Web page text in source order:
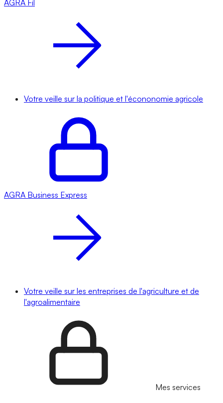
AGRA Fil
Votre veille sur la politique et l'écononomie agricole
AGRA Business Express
Votre veille sur les entreprises de l'agriculture et de
l'agroalimentaire
Mes services